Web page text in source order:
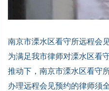
南京市溧水区看守所远程会
为满足我市律师对溧水区看
推动下，南京市溧水区看守
办理远程会见预约的律师须